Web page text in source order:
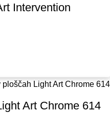
Intervention
Art Chrome 614